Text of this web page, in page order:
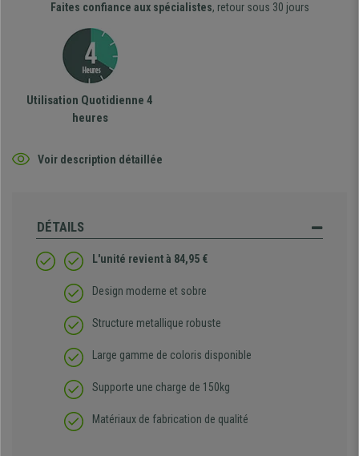
Faites confiance aux spécialistes, retour sous 30 jours
Utilisation Quotidienne 4
heures
Voir description détaillée
DÉTAILS
L'unité revient à 84,95 €
Design moderne et sobre
Structure metallique robuste
Large gamme de coloris disponible
Supporte une charge de 150kg
Matériaux de fabrication de qualité